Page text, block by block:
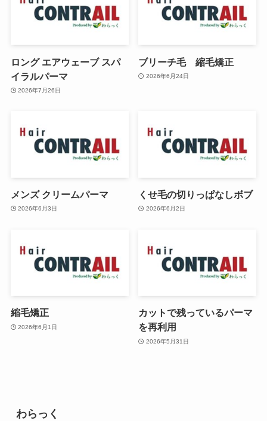
ロング エアウェーブ スパ
イラルパーマ
2026年7月26日
ブリーチ毛 縮毛矯正
2026年6月24日
メンズ クリームパーマ
2026年6月3日
くせ毛の切りっぱなしボブ
2026年6月2日
縮毛矯正
2026年6月1日
カットで残っているパーマ
を再利用
2026年5月31日
わらっく